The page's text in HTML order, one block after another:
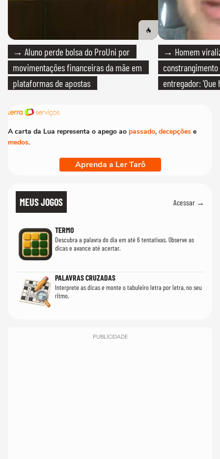
→ Aluno perde bolsa do ProUni por
movimentações financeiras da mãe em
plataformas de apostas
→ Homem
entregador: 'Que
A carta da Lua representa o apego ao passado, decepções e
medos.
Aprenda a Ler Tarô
MEUS JOGOS Acessar →
TERMO
Descubra a palavra do dia em até 6 tentativas. Observe as
dicas e avance até acertar.
PALAVRAS CRUZADAS
Interprete as dicas e monte o tabuleiro letra por letra, no seu
ritmo.
PUBLICIDADE